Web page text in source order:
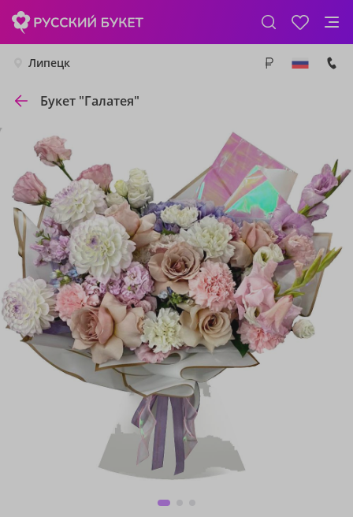
Липецк
Букет "Галатея"